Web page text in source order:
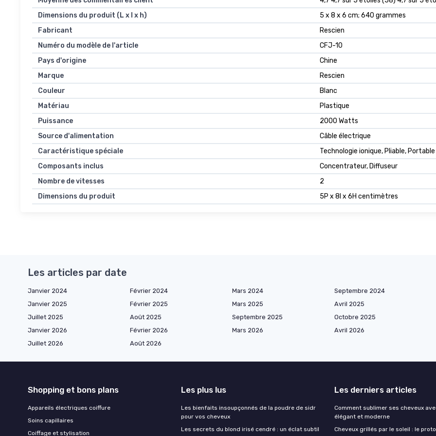
Dimensions du produit (L x l x h)
5 x 8 x 6 cm; 640 grammes
Fabricant
Rescien
Numéro du modèle de l'article
CFJ-10
Pays d'origine
Chine
Marque
Rescien
Couleur
Blanc
Matériau
Plastique
Puissance
2000 Watts
Source d'alimentation
Câble électrique
Caractéristique spéciale
Technologie ionique, Pliable, Portable
Composants inclus
Concentrateur, Diffuseur
Nombre de vitesses
2
Dimensions du produit
5P x 8l x 6H centimètres
Les articles par date
Janvier 2024 Février 2024 Mars 2024
Septembre 2024
Janvier 2025
Février 2025 Mars 2025
Avril 2025
Juillet 2025
Août 2025 Septembre 2025
Octobre 2025
Janvier 2026
Février 2026 Mars 2026
Avril 2026
Juillet 2026
Août 2026
Shopping et bons plans
Appareils électriques coiffure
Soins capillaires
Coiffage et stylisation
Les plus lus
Les bienfaits insoupçonnés de la poudre de sidr
pour vos cheveux
Les secrets du blond irisé cendré : un éclat subtil
Les derniers articles
Comment sublimer ses cheveux
élégant et moderne
Cheveux grillés par le soleil : le